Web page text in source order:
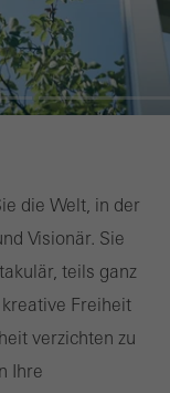
die Welt, in der
Visionär. Sie
teils ganz
Freiheit
verzichten zu
Ihre